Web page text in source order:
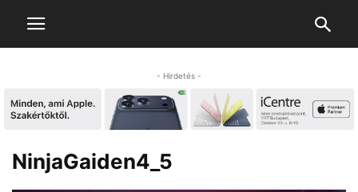
- Hirdetés -
NinjaGaiden4_5